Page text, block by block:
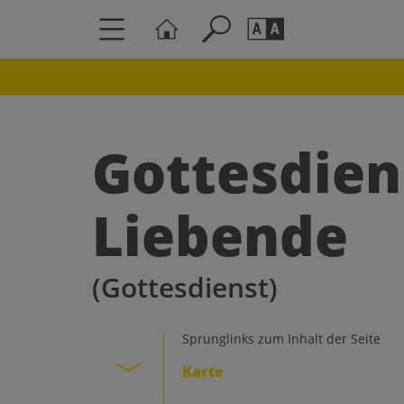
A A
Liebende
(Gottesdienst)
Sprunglinks zum Inhalt der Seite
Karte